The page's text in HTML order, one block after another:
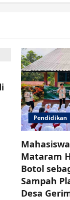
Pendidikan
Mataram
Botol
Sampah
Desa